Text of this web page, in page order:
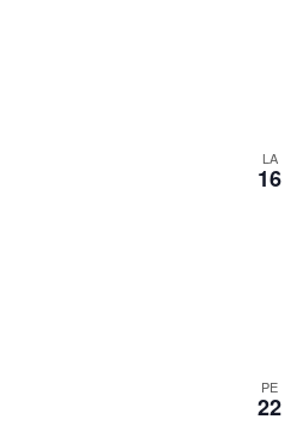
LA
16
PE
22